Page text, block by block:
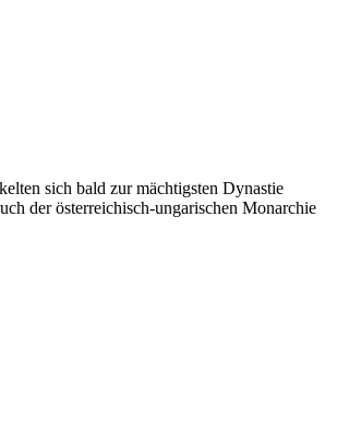
sich bald zur mächtigsten Dynastie
der österreichisch-ungarischen Monarchie